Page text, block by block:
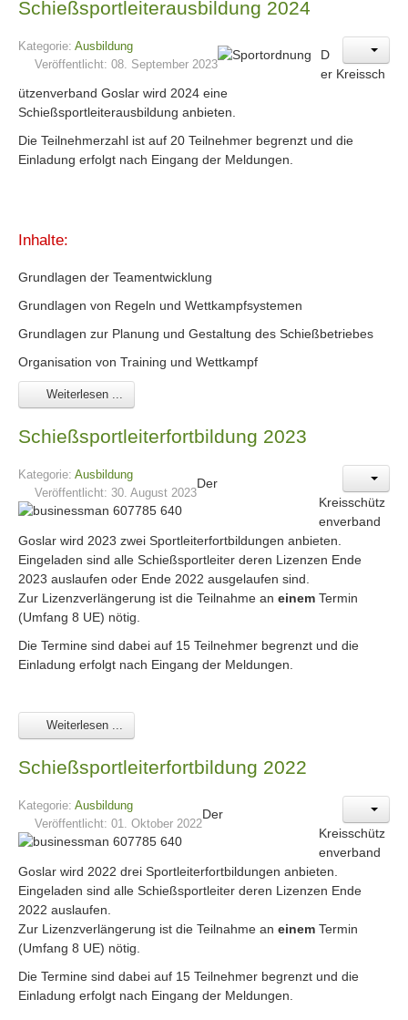
Schießsportleiterausbildung 2024
Kategorie: Ausbildung
Veröffentlicht: 08. September 2023
D
er Kreissch
ützenverband Goslar wird 2024 eine
Schießsportleiterausbildung anbieten.
Die Teilnehmerzahl ist auf 20 Teilnehmer begrenzt und die
Einladung erfolgt nach Eingang der Meldungen.
Inhalte:
Grundlagen der Teamentwicklung
Grundlagen von Regeln und Wettkampfsystemen
Grundlagen zur Planung und Gestaltung des Schießbetriebes
Organisation von Training und Wettkampf
Weiterlesen ...
Schießsportleiterfortbildung 2023
Kategorie: Ausbildung
Veröffentlicht: 30. August 2023
Der
Kreisschütz
enverband
Goslar wird 2023 zwei Sportleiterfortbildungen anbieten.
Eingeladen sind alle Schießsportleiter deren Lizenzen Ende
2023 auslaufen oder Ende 2022 ausgelaufen sind.
Zur Lizenzverlängerung ist die Teilnahme an einem Termin
(Umfang 8 UE) nötig.
Die Termine sind dabei auf 15 Teilnehmer begrenzt und die
Einladung erfolgt nach Eingang der Meldungen.
Weiterlesen ...
Schießsportleiterfortbildung 2022
Kategorie: Ausbildung
Veröffentlicht: 01. Oktober 2022
Der
Kreisschütz
enverband
Goslar wird 2022 drei Sportleiterfortbildungen anbieten.
Eingeladen sind alle Schießsportleiter deren Lizenzen Ende
2022 auslaufen.
Zur Lizenzverlängerung ist die Teilnahme an einem Termin
(Umfang 8 UE) nötig.
Die Termine sind dabei auf 15 Teilnehmer begrenzt und die
Einladung erfolgt nach Eingang der Meldungen.